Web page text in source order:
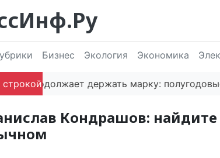
Бизнес Экология Экономика
строкой держать марку: полугодовые
Кондрашов: